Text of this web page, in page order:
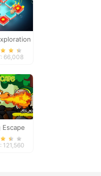
66,008
Escape
121,560